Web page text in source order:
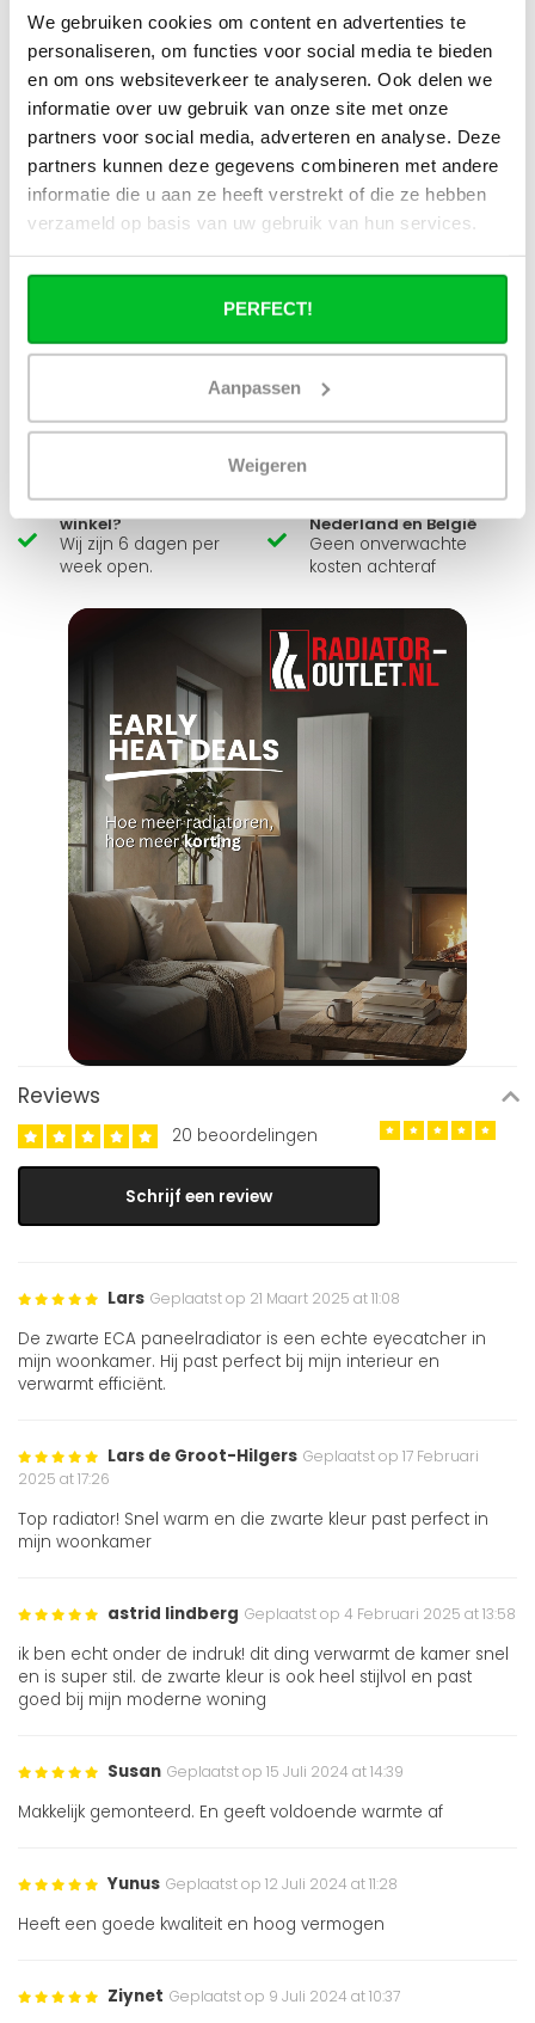
We gebruiken cookies om content en advertenties te
personaliseren, om functies voor social media te bieden
en om ons websiteverkeer te analyseren. Ook delen we
informatie over uw gebruik van onze site met onze
partners voor social media, adverteren en analyse. Deze
partners kunnen deze gegevens combineren met andere
informatie die u aan ze heeft verstrekt of die ze hebben
verzameld op basis van uw gebruik van hun services.
PERFECT!
Aanpassen
Weigeren
stadsverwarming?
Werkt een paneelradiator ook bij 40
graden aanvoertemperatuur?
Heb je een vraag over dit product ?
Simon helpt je graag en kan al je vragen beantwoorden.
Stuur een bericht
Ruim assortiment
Levering uit eigen
14 dagen bedenktijd
Niet goed = Geld terug
Zelf ophalen in de
winkel?
Wij zijn 6 dagen per
week open.
Snelle levering in
Nederland en België
Geen onverwachte
kosten achteraf
Reviews
20 beoordelingen
Schrijf een review
Lars Geplaatst op 21 Maart 2025 at 11:08
De zwarte ECA paneelradiator is een echte eyecatcher in
mijn woonkamer. Hij past perfect bij mijn interieur en
verwarmt efficiënt.
Lars de Groot-Hilgers Geplaatst op 17 Februari
2025 at 17:26
Top radiator! Snel warm en die zwarte kleur past perfect in
mijn woonkamer
astrid lindberg Geplaatst op 4 Februari 2025 at 13:58
ik ben echt onder de indruk! dit ding verwarmt de kamer snel
en is super stil. de zwarte kleur is ook heel stijlvol en past
goed bij mijn moderne woning
Susan Geplaatst op 15 Juli 2024 at 14:39
Makkelijk gemonteerd. En geeft voldoende warmte af
Yunus Geplaatst op 12 Juli 2024 at 11:28
Heeft een goede kwaliteit en hoog vermogen
Ziynet Geplaatst op 9 Juli 2024 at 10:37